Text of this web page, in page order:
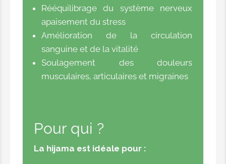
Rééquilibrage du système nerveux
apaisement du stress
Amélioration de la circulation
sanguine et de la vitalité
Soulagement des douleurs
musculaires, articulaires et migraines
Pour qui ?
La hijama est idéale pour :